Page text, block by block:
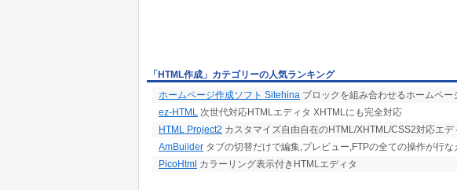
「HTML作成」カテゴリーの人気ランキング
ホームページ作成ソフト Sitehina ブロックを組み合わせるホームペー
ez-HTML 次世代対応HTMLエディタ XHTMLにも完全対応
HTML Project2 カスタマイズ自由自在のHTML/XHTML/CSS2対応エデ
AmBuilder タブの切替だけで編集,プレビュー,FTPの全ての操作が行
PicoHtml カラーリング表示付きHTMLエディタ